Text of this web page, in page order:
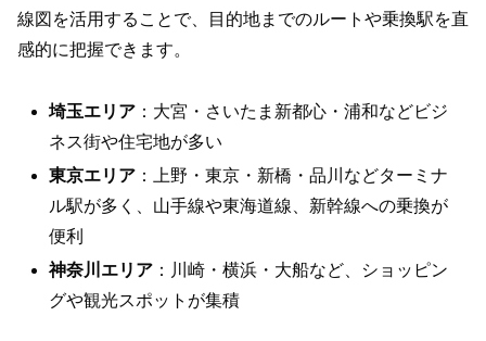
線図を活用することで、目的地までのルートや乗換駅を直
感的に把握できます。
埼玉エリア ：大宮・さいたま新都心・浦和などビジ
ネス街や住宅地が多い
東京エリア ：上野・東京・新橋・品川などターミナ
ル駅が多く、山手線や東海道線、新幹線への乗換が
便利
神奈川エリア ：川崎・横浜・大船など、ショッピン
グや観光スポットが集積